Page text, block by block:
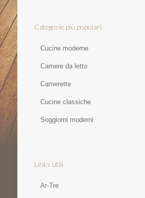
Categorie più popolari
Cucine moderne
Camere da letto
Camerette
Cucine classiche
Soggiorni moderni
Links utili
Ar-Tre